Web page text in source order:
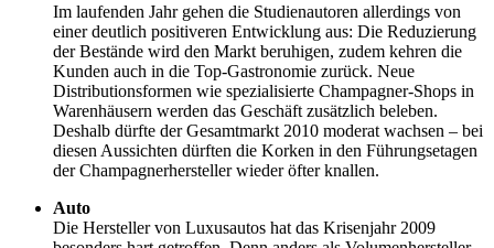
Im laufenden Jahr gehen die Studienautoren allerdings von
einer deutlich positiveren Entwicklung aus: Die Reduzierung
der Bestände wird den Markt beruhigen, zudem kehren die
Kunden auch in die Top-Gastronomie zurück. Neue
Distributionsformen wie spezialisierte Champagner-Shops in
Warenhäusern werden das Geschäft zusätzlich beleben.
Deshalb dürfte der Gesamtmarkt 2010 moderat wachsen – bei
diesen Aussichten dürften die Korken in den Führungsetagen
der Champagnerhersteller wieder öfter knallen.
Auto
Die Hersteller von Luxusautos hat das Krisenjahr 2009